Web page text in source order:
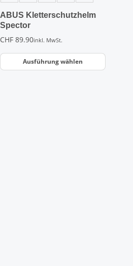
ABUS Kletterschutzhelm
Spector
CHF 89.90inkl. MwSt.
Ausführung wählen
der
Produktseite
gewählt